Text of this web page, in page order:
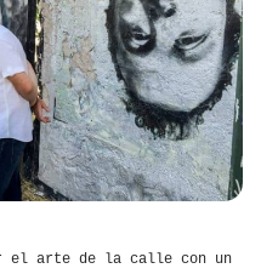
el arte de la calle con un